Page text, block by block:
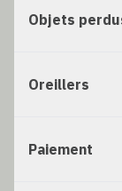
Objets
Oreillers
Paiement